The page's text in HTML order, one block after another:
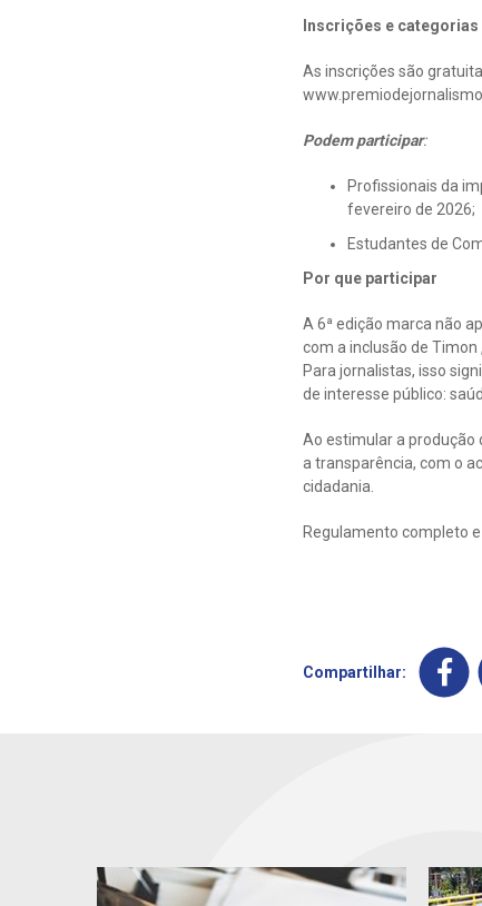
Inscrições e categorias
As inscrições são
Podem participar:
Profissionais da
fevereiro de 2026;
Estudantes de
Por que participar
A 6ª edição marca não
com a inclusão de
Para jornalistas, isso
de interesse público:
Ao estimular a produção
a transparência, com o
cidadania.
Regulamento completo
Compartilhar: